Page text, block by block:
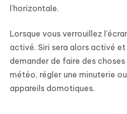
l'horizontale.
Lorsque vous verrouillez
activé. Siri sera alors activé et
demander de faire des
météo, régler une minuterie
appareils domotiques.